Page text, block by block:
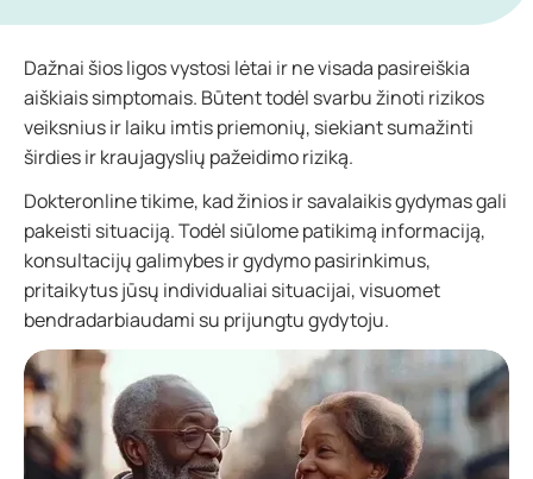
Dažnai šios ligos vystosi lėtai ir ne visada pasireiškia
aiškiais simptomais. Būtent todėl svarbu žinoti rizikos
veiksnius ir laiku imtis priemonių, siekiant sumažinti
širdies ir kraujagyslių pažeidimo riziką.
Dokteronline tikime, kad žinios ir savalaikis gydymas gali
pakeisti situaciją. Todėl siūlome patikimą informaciją,
konsultacijų galimybes ir gydymo pasirinkimus,
pritaikytus jūsų individualiai situacijai, visuomet
bendradarbiaudami su prijungtu gydytoju.